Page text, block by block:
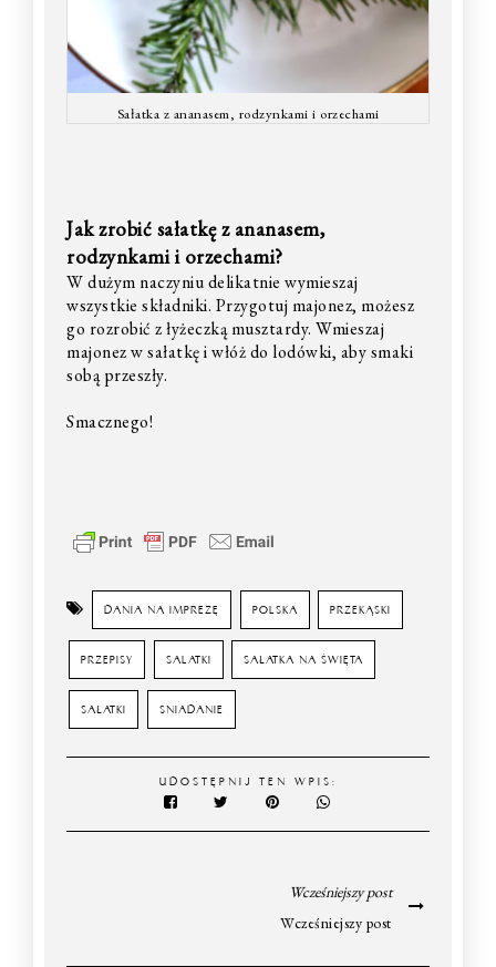
Sałatka z ananasem, rodzynkami i orzechami
Jak zrobić sałatkę z ananasem,
rodzynkami i orzechami?
W dużym naczyniu delikatnie wymieszaj
wszystkie składniki. Przygotuj majonez, możesz
go rozrobić z łyżeczką musztardy. Wmieszaj
majonez w sałatkę i włóż do lodówki, aby smaki
sobą przeszły.
Smacznego!
DANIA NA IMPREZĘ POLSKA PRZEKĄSKI
PRZEPISY SALATKI SAŁATKA NA ŚWIĘTA
SAŁATKI SNIADANIE
UDOSTĘPNIJ TEN WPIS:
Wcześniejszy post
Wcześniejszy post